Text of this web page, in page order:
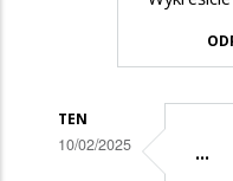
TEN
10/02/2025 ...